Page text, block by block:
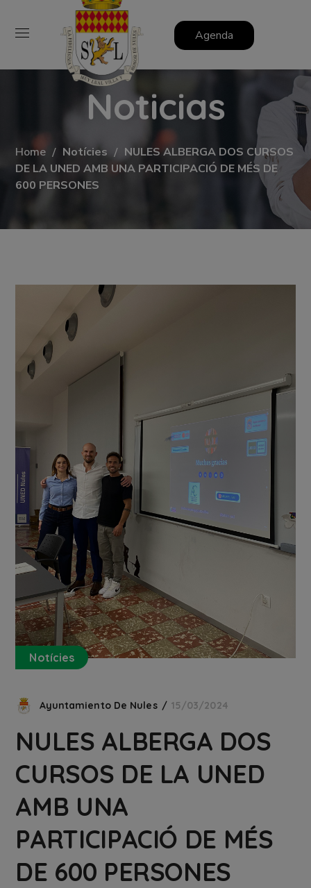
Agenda
Noticias
Home Notícies
NULES ALBERGA DOS CURSOS
DE LA UNED AMB UNA PARTICIPACIÓ DE MÉS DE
600 PERSONES
Notícies
Ayuntamiento De Nules 15/03/2024
NULES ALBERGA DOS
CURSOS DE LA UNED
AMB UNA
PARTICIPACIÓ DE MÉS
DE 600 PERSONES